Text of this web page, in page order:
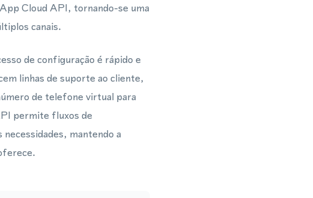
Cloud API, tornando-se uma
canais.
de configuração é rápido e
linhas de suporte ao cliente,
de telefone virtual para
permite fluxos de
mantendo a